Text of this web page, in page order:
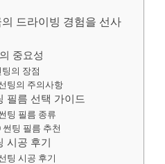
드라이빙 경험을 선사
중요성
의 장점
팅의 주의사항
필름 선택 가이드
팅 필름 종류
팅 필름 추천
시공 후기
팅 시공 후기